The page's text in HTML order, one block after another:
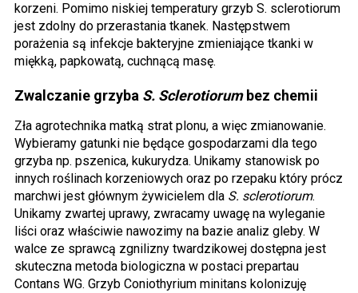
korzeni. Pomimo niskiej temperatury grzyb S. sclerotiorum
jest zdolny do przerastania tkanek. Następstwem
porażenia są infekcje bakteryjne zmieniające tkanki w
miękką, papkowatą, cuchnącą masę.
Zwalczanie grzyba S. Sclerotiorumbez chemii
Zła agrotechnika matką strat plonu, a więc zmianowanie.
Wybieramy gatunki nie będące gospodarzami dla tego
grzyba np. pszenica, kukurydza. Unikamy stanowisk po
innych roślinach korzeniowych oraz po rzepaku który prócz
marchwi jest głównym żywicielem dla S. sclerotiorum.
Unikamy zwartej uprawy, zwracamy uwagę na wyleganie
liści oraz właściwie nawozimy na bazie analiz gleby. W
walce ze sprawcą zgnilizny twardzikowej dostępna jest
skuteczna metoda biologiczna w postaci prepartau
Contans WG. Grzyb Coniothyrium minitans kolonizuję